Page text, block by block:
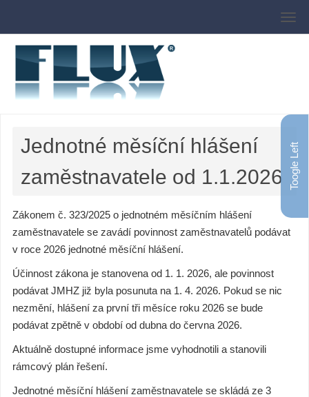
Jednotné měsíční hlášení
zaměstnavatele od 1.1.2026
Zákonem č. 323/2025 o jednotném měsíčním hlášení
zaměstnavatele se zavádí povinnost zaměstnavatelů podávat
v roce 2026 jednotné měsíční hlášení.
Účinnost zákona je stanovena od 1. 1. 2026, ale povinnost
podávat JMHZ již byla posunuta na 1. 4. 2026. Pokud se nic
nezmění, hlášení za první tři měsíce roku 2026 se bude
podávat zpětně v období od dubna do června 2026.
Aktuálně dostupné informace jsme vyhodnotili a stanovili
rámcový plán řešení.
Jednotné měsíční hlášení zaměstnavatele se skládá ze 3
Toogle Left